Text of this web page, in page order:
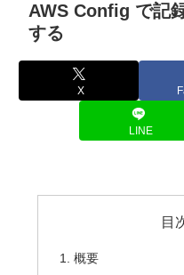
AWS Config で記
する
X
LINE
目
概要